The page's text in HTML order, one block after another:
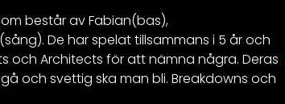
består av Fabian(bas),
De har spelat tillsammans i 5 år och
och Architects för att nämna några. Deras
och svettig ska man bli. Breakdowns och